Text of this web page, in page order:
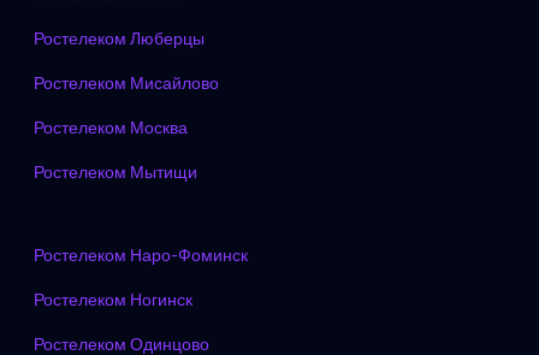
Ростелеком Люберцы
Ростелеком Мисайлово
Ростелеком Москва
Ростелеком Мытищи
Ростелеком Наро-Фоминск
Ростелеком Ногинск
Ростелеком Одинцово